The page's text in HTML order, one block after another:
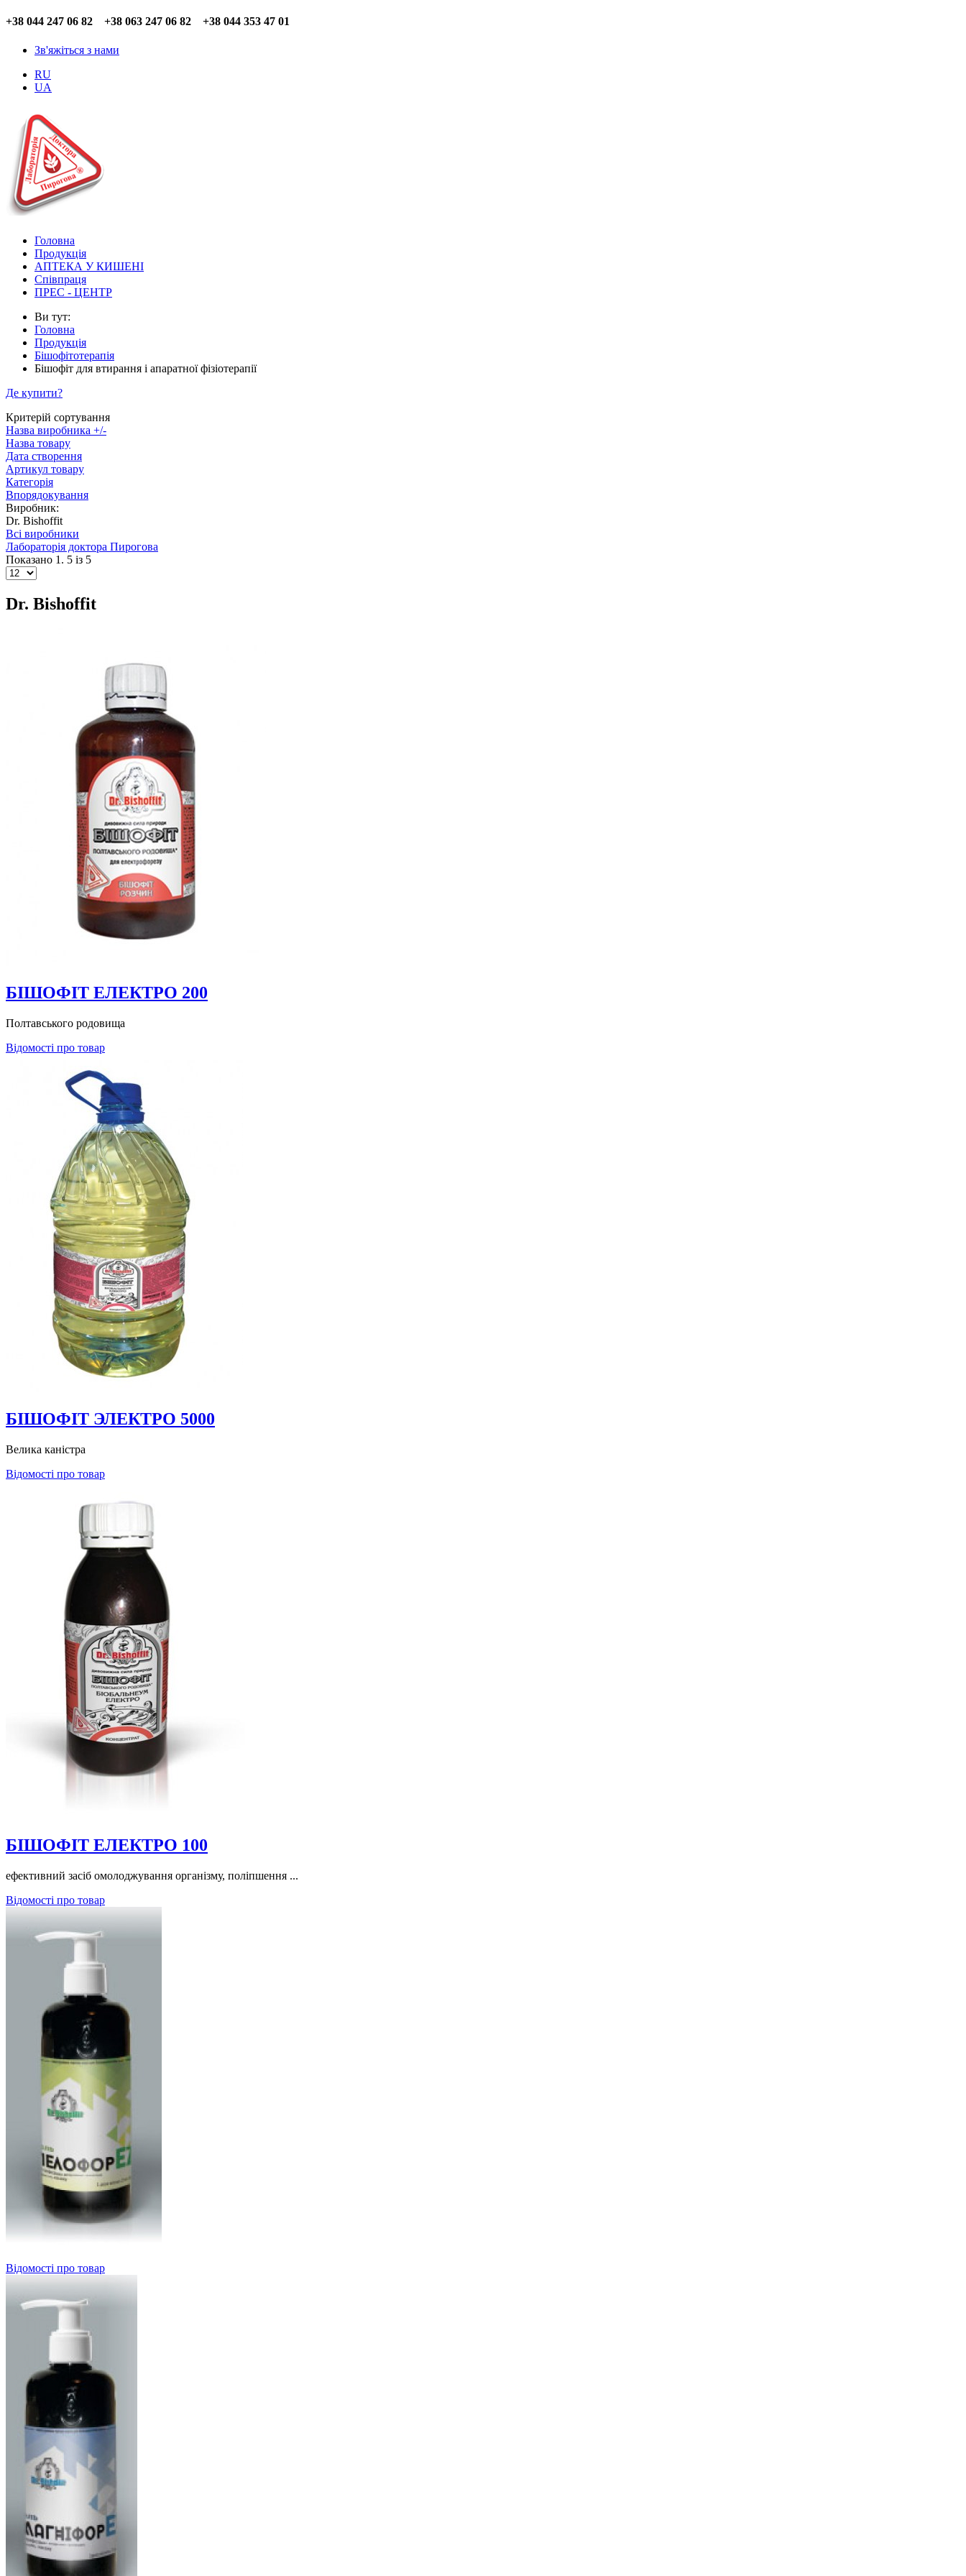
+38 044 247 06 82 +38 063 247 06 82 +38 044 353 47 01
Зв'яжіться з нами
RU
UA
Головна
Продукція
АПТЕКА У КИШЕНІ
Співпраця
ПРЕС - ЦЕНТР
Ви тут:
Головна
Продукція
Бішофітотерапія
Бішофіт для втирання і апаратної фізіотерапії
Де купити?
Критерій сортування
Назва виробника +/-
Назва товару
Дата створення
Артикул товару
Категорія
Впорядокування
Виробник:
Dr. Bishoffit
Всі виробники
Лабораторiя доктора Пирогова
Показано 1. 5 із 5
Dr. Bishoffit
БІШОФІТ ЕЛЕКТРО 200
Полтавського родовища
Відомості про товар
БІШОФІТ ЭЛЕКТРО 5000
Велика каністра
Відомості про товар
БІШОФІТ ЕЛЕКТРО 100
ефективний засіб омолоджування організму, поліпшення ...
Відомості про товар
Відомості про товар